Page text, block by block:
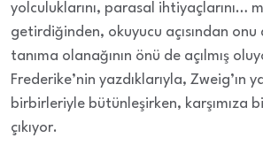
yolculuklarını, parasal ihtiyaçlarını…
getirdiğinden, okuyucu açısından onu
tanıma olanağının önü de açılmış
Frederike’nin yazdıklarıyla, Zweig’ın
birbirleriyle bütünleşirken, karşımıza
çıkıyor.